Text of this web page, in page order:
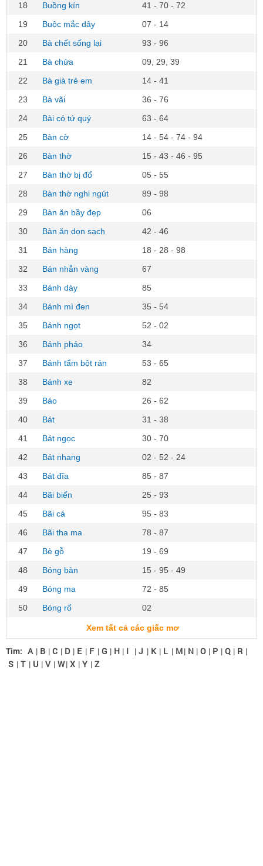
18
Buồng kín
41 - 70 - 72
19
Buộc mắc dây
07 - 14
20
Bà chết sống lại
93 - 96
21
Bà chửa
09, 29, 39
22
Bà già trẻ em
14 - 41
23
Bà vãi
36 - 76
24
Bài có tứ quý
63 - 64
25
Bàn cờ
14 - 54 - 74 - 94
26
Bàn thờ
15 - 43 - 46 - 95
27
Bàn thờ bị đổ
05 - 55
28
Bàn thờ nghi ngút
89 - 98
29
Bàn ăn bầy đẹp
06
30
Bàn ăn dọn sạch
42 - 46
31
Bán hàng
18 - 28 - 98
32
Bán nhẫn vàng
67
33
Bánh dày
85
34
Bánh mì đen
35 - 54
35
Bánh ngọt
52 - 02
36
Bánh pháo
34
37
Bánh tẩm bột rán
53 - 65
38
Bánh xe
82
39
Báo
26 - 62
40
Bát
31 - 38
41
Bát ngọc
30 - 70
42
Bát nhang
02 - 52 - 24
43
Bát đĩa
85 - 87
44
Bãi biển
25 - 93
45
Bãi cá
95 - 83
46
Bãi tha ma
78 - 87
47
Bè gỗ
19 - 69
48
Bóng bàn
15 - 95 - 49
49
Bóng ma
72 - 85
50
Bóng rổ 02
Xem tất cả các giấc mơ
Tìm: A | B | C | D | E | F | G | H | I | J | K | L | M| N | O | P | Q | R |
S | T | U | V | W| X | Y | Z